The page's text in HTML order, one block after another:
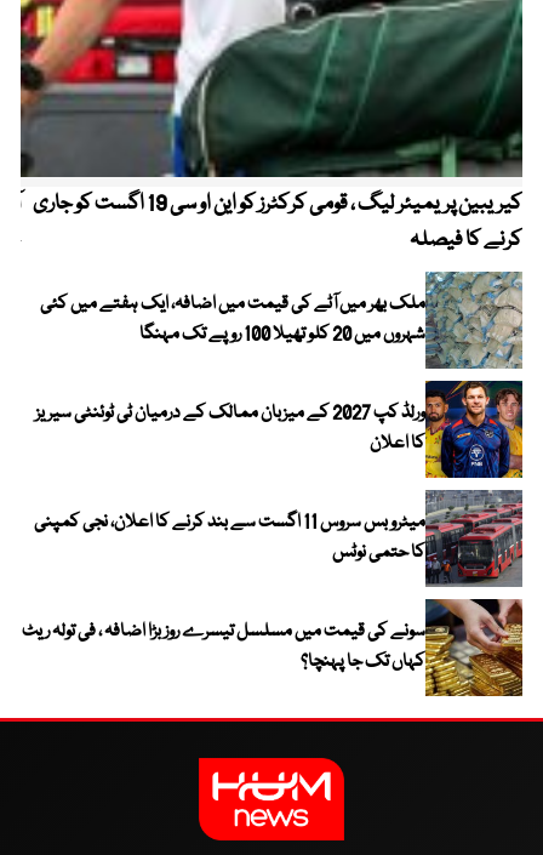
کیریبین پریمیئر لیگ ، قومی کرکٹرز کو این او سی 19 اگست کو جاری
کرنے کا فیصلہ
ملک بھر میں آٹے کی قیمت میں اضافہ، ایک ہفتے میں کئی
شہروں میں 20 کلو تھیلا 100 روپے تک مہنگا
ورلڈ کپ 2027 کے میزبان ممالک کے درمیان ٹی ٹوئنٹی سیریز
کا اعلان
میٹرو بس سروس 11 اگست سے بند کرنے کا اعلان، نجی کمپنی
کا حتمی نوٹس
سونے کی قیمت میں مسلسل تیسرے روز بڑا اضافہ ، فی تولہ ریٹ
کہاں تک جا پہنچا؟